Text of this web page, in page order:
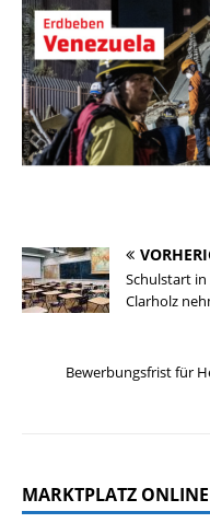
Schulstart
Clarholz
Bewerbungsfrist für
MARKTPLATZ